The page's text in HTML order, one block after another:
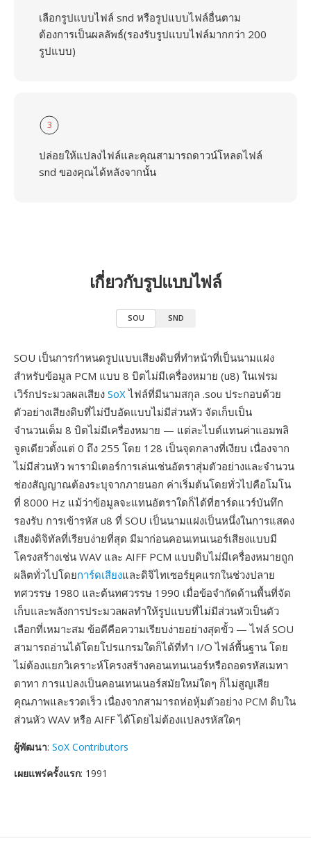
เลือกรูปแบบไฟล์ snd หรือรูปแบบไฟล์อื่นตาม
ต้องการเป็นผลลัพธ์(รองรับรูปแบบไฟล์มากกว่า 200
รูปแบบ)
3
ปล่อยให้แปลงไฟล์และคุณสามารถดาวน์โหลดไฟล์
snd ของคุณได้หลังจากนั้น
เกี่ยวกับรูปแบบไฟล์
SOU SND
SOU เป็นการกำหนดรูปแบบเสียงดิบที่ทำหน้าที่เป็นนามแฝง
สำหรับข้อมูล PCM แบบ 8 บิตไม่มีเครื่องหมาย (u8) ในเฟรม
เวิร์กประมวลผลเสียง SoXไฟล์ที่มีนามสกุล .sou ประกอบด้วย
ตัวอย่างเสียงดิบที่ไม่บีบอัดแบบไม่มีส่วนหัว จัดเก็บเป็น
จำนวนเต็ม 8 บิตไม่มีเครื่องหมาย — แต่ละไบต์แทนค่าแอมพลิ
จูดเดียวตั้งแต่ 0 ถึง 255 โดย 128 เป็นจุดกลางที่เงียบ เนื่องจาก
ไม่มีส่วนหัว พารามิเตอร์การเล่นเช่นอัตราสุ่มตัวอย่างและจำนวน
ช่องสัญญาณต้องระบุจากภายนอก ค่าเริ่มต้นโดยทั่วไปคือโมโน
ที่ 8000 Hz แม้ว่าข้อมูลจะแทนอัตราใดก็ได้ที่ฮาร์ดแวร์บันทึก
รองรับ การเข้ารหัส u8 ที่ SOU เป็นนามแฝงเป็นหนึ่งในการแสดง
เสียงดิจิทัลที่เรียบง่ายที่สุด มีมาก่อนคอนเทนเนอร์เสียงแบบมี
โครงสร้างเช่น WAV และ AIFF PCM แบบดิบไม่มีเครื่องหมายถูก
ผลิตทั่วไปโดยการ์ดเสียงและดิจิไทเซอร์ยุคแรกในช่วงปลาย
ทศวรรษ 1980 และต้นทศวรรษ 1990 เมื่อข้อจำกัดด้านพื้นที่จัด
เก็บและพลังการประมวลผลทำให้รูปแบบที่ไม่มีส่วนหัวเป็นตัว
เลือกที่เหมาะสม ข้อดีคือความเรียบง่ายอย่างสุดขั้ว — ไฟล์ SOU
สามารถอ่านได้โดยโปรแกรมใดก็ได้ที่ทำ I/O ไฟล์พื้นฐาน โดย
ไม่ต้องแยกวิเคราะห์โครงสร้างคอนเทนเนอร์หรือถอดรหัสเมทา
ดาทา การแปลงเป็นคอนเทนเนอร์สมัยใหม่ใดๆ ก็ไม่สูญเสีย
คุณภาพและรวดเร็ว เนื่องจากสามารถห่อหุ้มตัวอย่าง PCM ดิบใน
ส่วนหัว WAV หรือ AIFF ได้โดยไม่ต้องแปลงรหัสใดๆ
ผู้พัฒนา: SoX Contributors
เผยแพร่ครั้งแรก: 1991